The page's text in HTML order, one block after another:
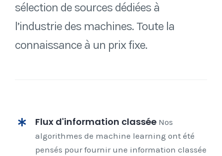
sélection de sources dédiées à
l’industrie des machines. Toute la
connaissance à un prix fixe.
Flux d'information classéeNos
algorithmes de machine learning ont été
pensés pour fournir une information classée